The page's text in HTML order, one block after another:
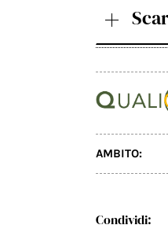
AMBITO:
Condividi: